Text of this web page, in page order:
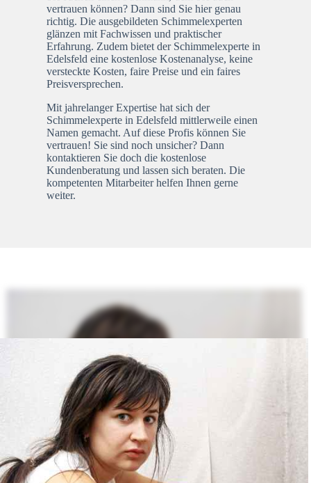
vertrauen können? Dann sind Sie hier genau
richtig. Die ausgebildeten Schimmelexperten
glänzen mit Fachwissen und praktischer
Erfahrung. Zudem bietet der Schimmelexperte in
Edelsfeld eine kostenlose Kostenanalyse, keine
versteckte Kosten, faire Preise und ein faires
Preisversprechen.
Mit jahrelanger Expertise hat sich der
Schimmelexperte in Edelsfeld mittlerweile einen
Namen gemacht. Auf diese Profis können Sie
vertrauen! Sie sind noch unsicher? Dann
kontaktieren Sie doch die kostenlose
Kundenberatung und lassen sich beraten. Die
kompetenten Mitarbeiter helfen Ihnen gerne
weiter.